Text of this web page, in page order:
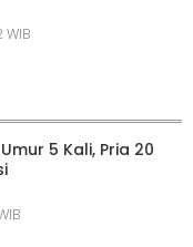
WIB
5 Kali, Pria 20